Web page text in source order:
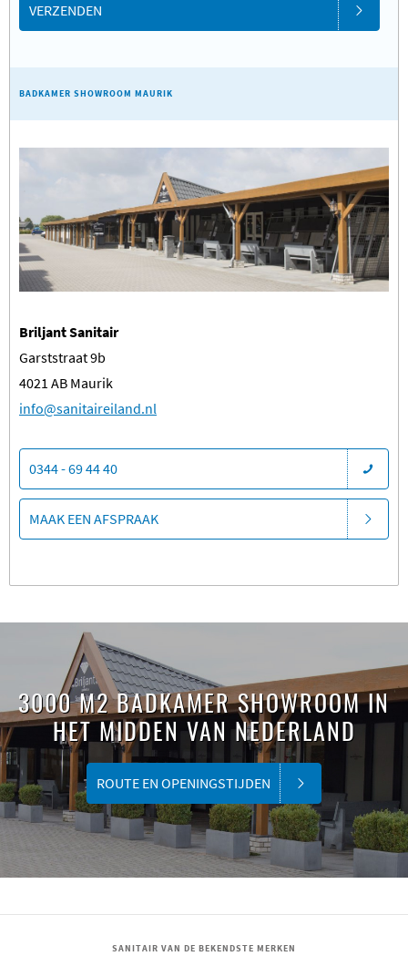
VERZENDEN
BADKAMER SHOWROOM MAURIK
Briljant Sanitair
Garststraat 9b
4021 AB Maurik
​info@sanitaireiland.nl
0344 - 69 44 40
MAAK EEN AFSPRAAK
3000 M2 BADKAMER SHOWROOM IN
HET MIDDEN VAN NEDERLAND
ROUTE EN OPENINGSTIJDEN
SANITAIR VAN DE BEKENDSTE MERKEN